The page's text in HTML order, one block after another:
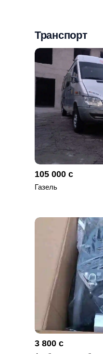
модерации
Скрытые
объявления
Скрытые
Повторно
отправленные
Настройки
Транспорт
105 000 с
Газель
3 800 с